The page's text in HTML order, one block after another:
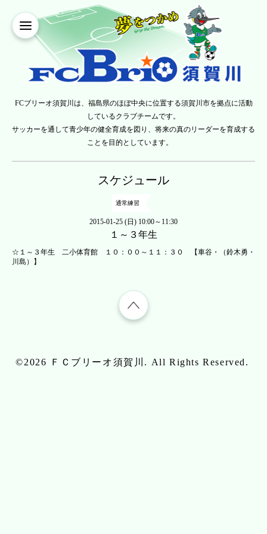
FCブリーオ須賀川は、福島県のほぼ中央に位置する須賀川市を拠点に活動
しているクラブチームです。
サッカーを通して青少年の健全育成を図り、将来の真のリーダーを育成する
ことを目的としています。
スケジュール
通常練習
2015-01-25 (日) 10:00～11:30
１～３年生
☆１～３年生 二小体育館 １０：００～１１：３０ 【車谷・（鈴木勇・
川島）】
©2026 ＦＣブリーオ須賀川 . All Rights Reserved.